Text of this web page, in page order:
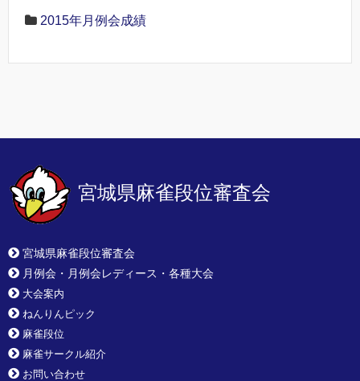
2015年月例会成績
宮城県麻雀段位審査会
宮城県麻雀段位審査会
月例会・月例会レディース・各種大会
大会案内
ねんりんピック
麻雀段位
麻雀サークル紹介
お問い合わせ